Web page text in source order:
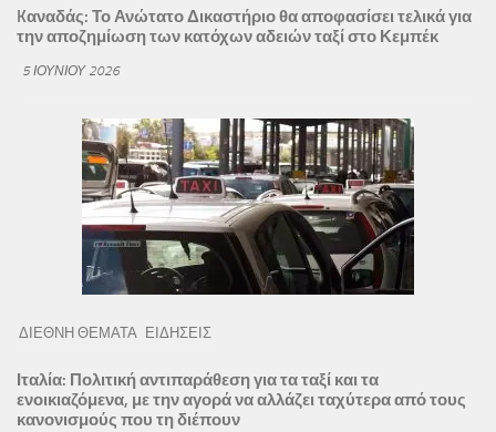
Kαναδάς: Το Ανώτατο Δικαστήριο θα αποφασίσει τελικά για
την αποζημίωση των κατόχων αδειών ταξί στο Κεμπέκ
5 ΙΟΥΝΊΟΥ 2026
ΔΙΕΘΝΗ ΘΕΜΑΤΑ ΕΙΔΗΣΕΙΣ
Ιταλία: Πολιτική αντιπαράθεση για τα ταξί και τα
ενοικιαζόμενα, με την αγορά να αλλάζει ταχύτερα από τους
κανονισμούς που τη διέπουν